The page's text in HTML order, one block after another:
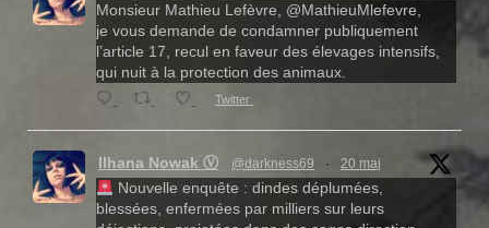
Monsieur Mathieu Lefèvre, @MathieuMlefevre,
je vous demande de condamner publiquement
l’article 17, recul en faveur des élevages intensifs,
qui nuit à la protection des animaux.
Twitter
Ilhana Nowak Ⓥ @darkness69 · 20 maj
Nouvelle enquête : dindes déplumées,
blessées, enfermées par milliers sur leurs